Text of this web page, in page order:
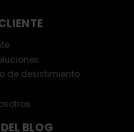
de desistimiento
BLOG